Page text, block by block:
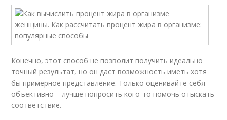
Конечно, этот способ не позволит получить идеально
точный результат, но он даст возможность иметь хотя
бы примерное представление. Только оценивайте себя
объективно – лучше попросить кого-то помочь отыскать
соответствие.